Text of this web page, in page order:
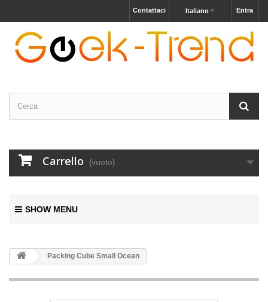
Entra
Italiano
Contattaci
Carrello (vuoto)
SHOW MENU
Packing Cube Small Ocean